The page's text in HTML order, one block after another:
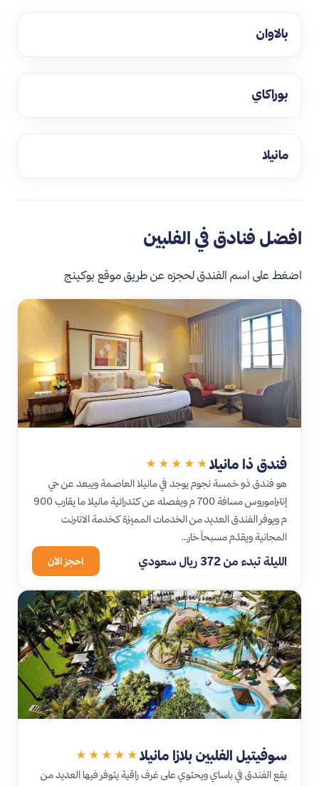
بالاوان
بوراكاي
مانيلا
افضل فنادق في الفلبين
اضغط على اسم الفندق لحجزه عن طريق موقع بوكينج
فندق ذا مانيلا ★★★★★
هو فندق ذو خمسة نجوم يوجد في مانيلا العاصمة ويبعد عن حي
إنتراموروس مسافة 700 م ويفصله عن كتدرائية مانيلا ما يقارب 900
م ويوفر الفندق العديد من الخدمات المميزة كخدمة الانترنت
المجانية ويقدّم مسبحاً خار…
الليلة تبدء من 372 ريال سعودي احجز الآن
سوفيتيل الفلبين بلازا مانيلا ★★★★★
يقع الفندق في باساي ويحتوي على غرف راقية يتوفر فيها العديد من